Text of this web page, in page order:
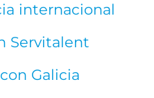
internacional
Servitalent
Galicia